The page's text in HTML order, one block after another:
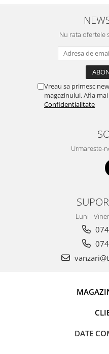
Nu rata ofertele
Vreau sa primesc
magazinului. Afla
Confidentialitate
Urmareste-
Luni -
DATE